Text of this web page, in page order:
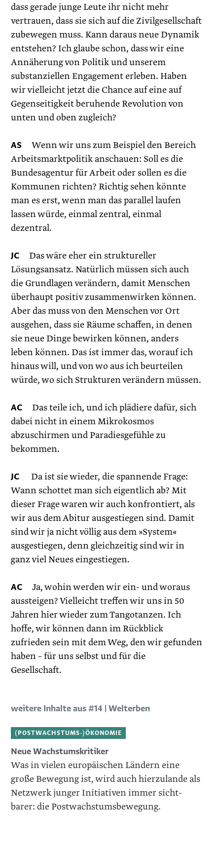
dass gerade junge Leute ihr nicht mehr
vertrauen, dass sie sich auf die Zivilgesellschaft
zubewegen muss. Kann daraus neue Dynamik
entstehen? Ich glaube schon, dass wir eine
Annäherung von Politik und unserem
substanziellen Engagement erleben. Haben
wir vielleicht jetzt die Chance auf eine auf
Gegenseitigkeit beruhende Revolution von
unten und oben zugleich?
AS Wenn wir uns zum Beispiel den Bereich
Arbeitsmarktpolitik anschauen: Soll es die
Bundesagentur für Arbeit oder sollen es die
Kommunen richten? Richtig sehen könnte
man es erst, wenn man das parallel laufen
lassen würde, einmal zentral, einmal
dezentral.
JC Das wäre eher ein struktureller
Lösungsansatz. Natürlich müssen sich auch
die Grundlagen verändern, damit Menschen
überhaupt positiv zusammenwirken können.
Aber das muss von den Menschen vor Ort
ausgehen, dass sie Räume schaffen, in denen
sie neue Dinge bewirken können, anders
leben können. Das ist immer das, worauf ich
hinaus will, und von wo aus ich beurteilen
würde, wo sich Strukturen verändern müssen.
AC Das teile ich, und ich plädiere dafür, sich
dabei nicht in einem Mikrokosmos
abzuschirmen und Paradiesgefühle zu
bekommen.
JC Da ist sie wieder, die spannende Frage:
Wann schottet man sich eigentlich ab? Mit
dieser Frage waren wir auch konfrontiert, als
wir aus dem Abitur ausgestiegen sind. Damit
sind wir ja nicht völlig aus dem »System«
ausgestiegen, denn gleichzeitig sind wir in
ganz viel Neues eingestiegen.
AC Ja, wohin werden wir ein- und woraus
aussteigen? Vielleicht treffen wir uns in 50
Jahren hier wieder zum Tangotanzen. Ich
hoffe, wir können dann im Rückblick
zufrieden sein mit dem Weg, den wir gefunden
haben – für uns selbst und für die
Gesellschaft.
weitere Inhalte aus #14 | Welterben
(POSTWACHSTUMS-)ÖKONOMIE
Neue Wachstumskritiker
Was in vielen europäischen Ländern eine
große Bewegung ist, wird auch hierzulande als
Netzwerk junger Initiativen immer sicht­
barer: die Postwachstumsbewegung.